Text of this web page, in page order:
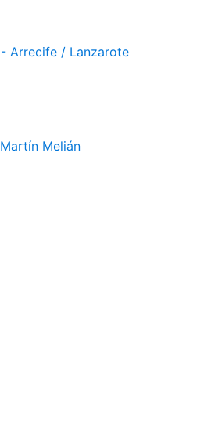
- Arrecife / Lanzarote
Melián